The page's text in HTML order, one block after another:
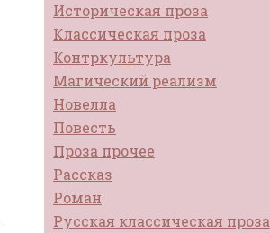
Историческая проза
Классическая проза
Контркультура
Магический реализм
Новелла
Повесть
Проза прочее
Рассказ
Роман
Русская классическая проза